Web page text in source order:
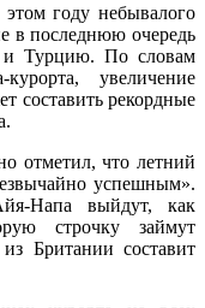
году небывалого
в последнюю очередь
и Турцию. По словам
увеличение
составить рекордные
отметил, что летний
успешным».
Напа выйдут, как
строчку займут
Британии составит